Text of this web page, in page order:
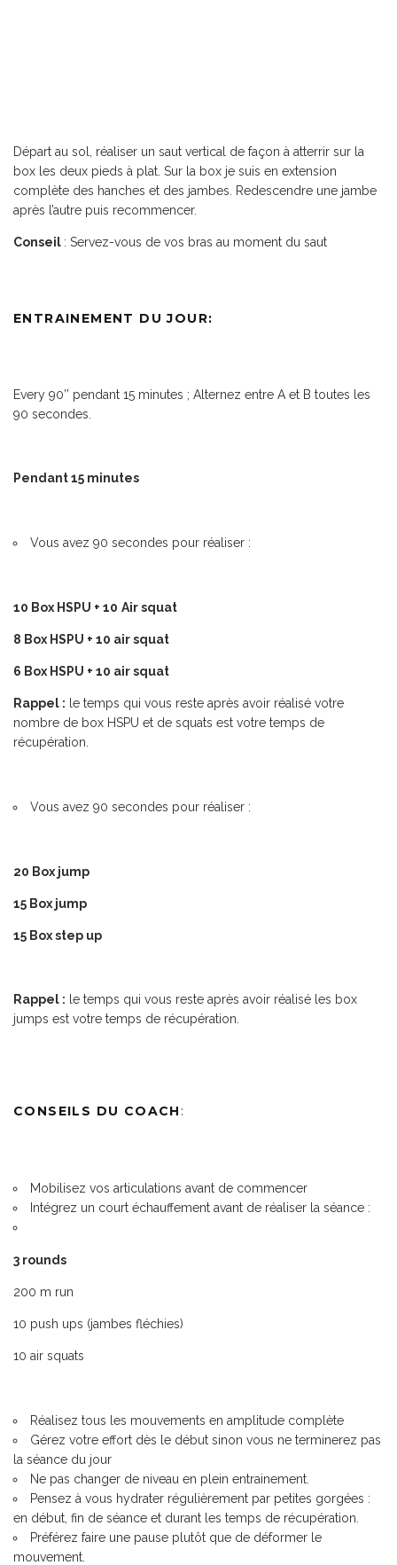
Départ au sol, réaliser un saut vertical de façon à atterrir sur la
box les deux pieds à plat. Sur la box je suis en extension
complète des hanches et des jambes. Redescendre une jambe
après l’autre puis recommencer.
Conseil : Servez-vous de vos bras au moment du saut
ENTRAINEMENT DU JOUR:
Every 90’’ pendant 15 minutes ; Alternez entre A et B toutes les
90 secondes.
Pendant 15 minutes
Vous avez 90 secondes pour réaliser :
10 Box HSPU + 10 Air squat
8 Box HSPU + 10 air squat
6 Box HSPU + 10 air squat
Rappel : le temps qui vous reste après avoir réalisé votre
nombre de box HSPU et de squats est votre temps de
récupération.
Vous avez 90 secondes pour réaliser :
20 Box jump
15 Box jump
15 Box step up
Rappel : le temps qui vous reste après avoir réalisé les box
jumps est votre temps de récupération.
CONSEILS DU COACH :
Mobilisez vos articulations avant de commencer
Intégrez un court échauffement avant de réaliser la séance :
3 rounds
200 m run
10 push ups (jambes fléchies)
10 air squats
Réalisez tous les mouvements en amplitude complète
Gérez votre effort dès le début sinon vous ne terminerez pas
la séance du jour
Ne pas changer de niveau en plein entrainement.
Pensez à vous hydrater régulièrement par petites gorgées :
en début, fin de séance et durant les temps de récupération.
Préférez faire une pause plutôt que de déformer le
mouvement.